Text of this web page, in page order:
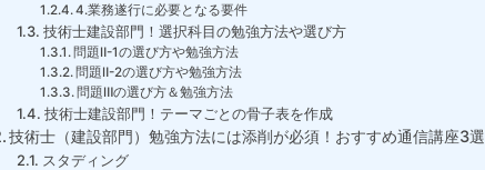
4.業務遂行に必要となる要件
技術士建設部門！選択科目の勉強方法や選び方
問題Ⅱ-1の選び方や勉強方法
問題Ⅱ-2の選び方や勉強方法
問題Ⅲの選び方＆勉強方法
技術士建設部門！テーマごとの骨子表を作成
技術士（建設部門）勉強方法には添削が必須！おすすめ通信講座3選
スタディング